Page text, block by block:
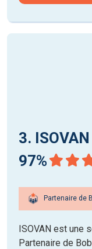
3. ISOVAN
97%
Partenaire de
ISOVAN est une
Partenaire de